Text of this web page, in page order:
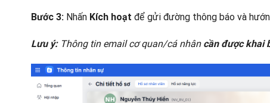
Bước 3: Nhấn Kích hoạt để gửi đường thông báo và
Lưu ý:Thông tin email cơ quan/cá nhân cần được khai